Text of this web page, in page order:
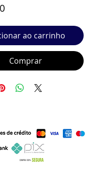
Preço
ao carrinho
Comprar